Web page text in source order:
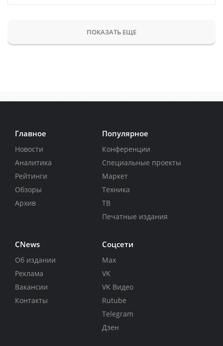
ПОКАЗАТЬ ЕЩЕ
Главное
Новости
Аналитика
Рейтинги
Обзоры
Архив
Популярное
Конференции
Специальные проекты
Маркет
Техника
ТВ
Печатные издания
CNews
Об издании
Реклама
Вакансии
Контакты
Соцсети
Max
VK
VK Видео
Rutube
Telegram
Дзен